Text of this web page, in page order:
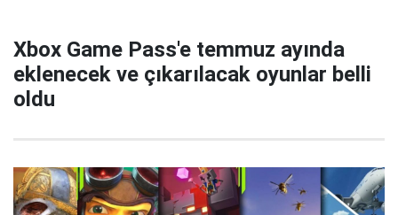
Xbox Game Pass'e temmuz ayında
eklenecek ve çıkarılacak oyunlar belli
oldu